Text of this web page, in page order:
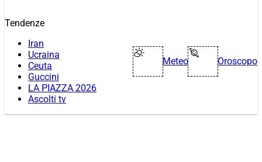
Tendenze
Iran
Ucraina
Ceuta
Guccini
LA PIAZZA 2026
Ascolti tv
Meteo Oroscopo